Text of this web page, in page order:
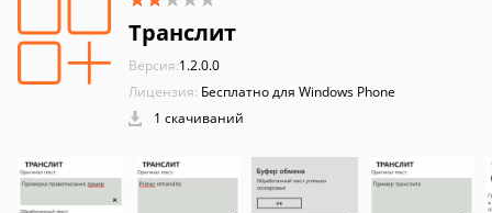
Транслит
Версия:1.2.0.0
Лицензия: Бесплатно для Windows Phone
1 скачиваний